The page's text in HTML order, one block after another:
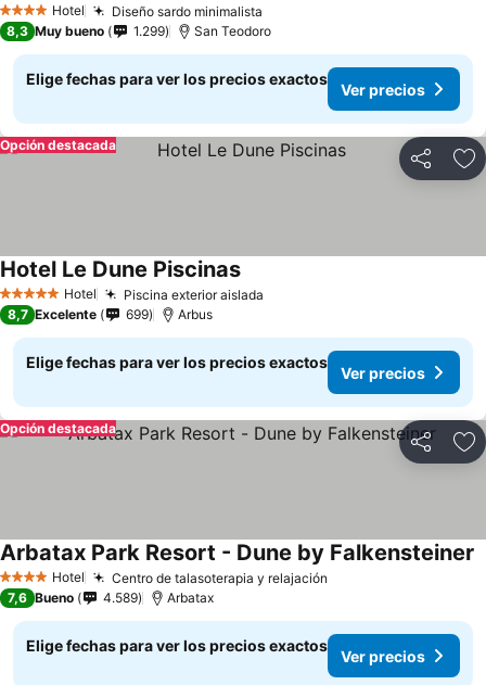
4 EstrellasHotel Diseño sardo minimalista
8,3 Muy bueno 1.299 San Teodoro
Elige fechas para ver los precios exactos
Ver precios
Compartir
Opción destacada
5 Estrellas Hotel Piscina exterior aislada
Hotel Le Dune Piscinas
8,7 Excelente 699 Arbus
Elige fechas para ver los precios exactos
Ver precios
Compartir
Opción destacada
4 EstrellasHotel Centro de talasoterapia y relajación
Arbatax Park Resort - Dune by Falkensteiner
7,6 Bueno 4.589 Arbatax
Elige fechas para ver los precios exactos
Ver precios